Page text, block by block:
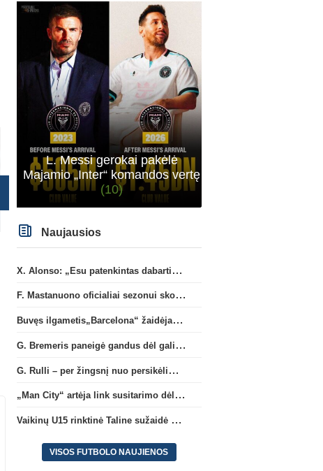
Bouaddi persikėlimo
L. Messi gerokai pakėlė
Majamio „Inter“ komandos vertę
(10)
Naujausios
X. Alonso: „Esu patenkintas dabartiniais „Chelsea“ ekipos vartininkais“
F. Mastanuono oficialiai sezonui skolinamas „Fiorentina“ ekipai
Buvęs ilgametis„Barcelona“ žaidėjas S. Roberto artėja link persikėlimo į MLS
G. Bremeris paneigė gandus dėl galimo išvykimo iš „Juventus“ klubo
G. Rulli – per žingsnį nuo persikėlimo į „Manchester City“ klubą
„Man City“ artėja link susitarimo dėl marokiečio A. Bouaddi persikėlimo
Vaikinų U15 rinktinė Taline sužaidė pirmąsias kontrolines rungtynes
VISOS FUTBOLO NAUJIENOS